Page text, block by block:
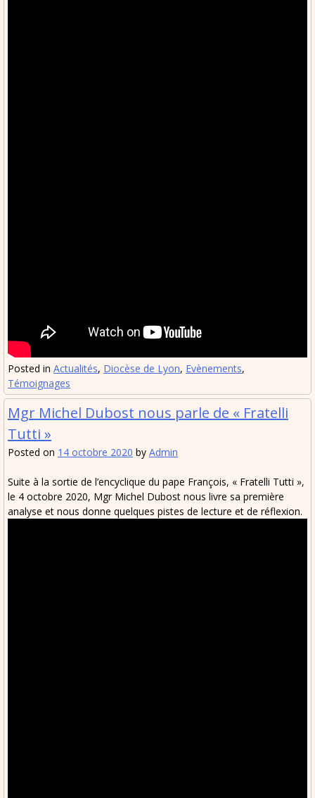
Posted in Actualités, Diocèse de Lyon, Evènements,
Témoignages
Mgr Michel Dubost nous parle de « Fratelli
Tutti »
Posted on 14 octobre 2020 by Admin
Suite à la sortie de l’encyclique du pape François, « Fratelli Tutti »,
le 4 octobre 2020, Mgr Michel Dubost nous livre sa première
analyse et nous donne quelques pistes de lecture et de réflexion.